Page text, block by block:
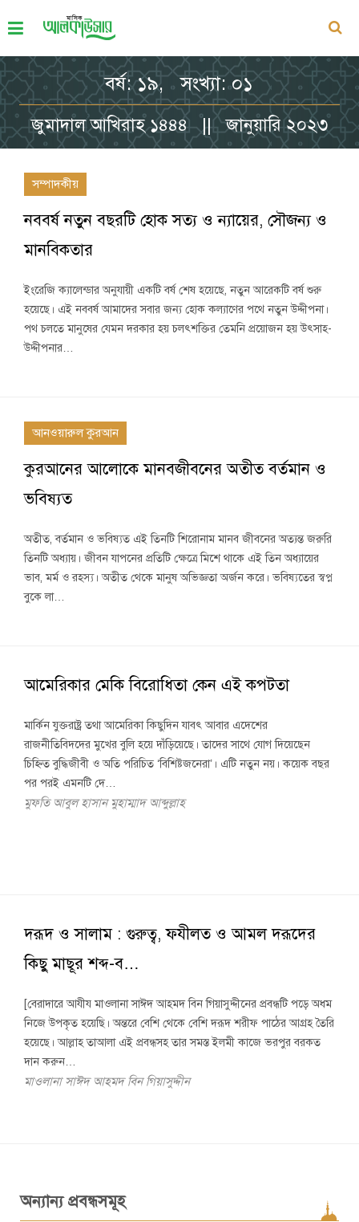
বর্ষ: ১৯, সংখ্যা: ০১
জুমাদাল আখিরাহ ১৪৪৪ || জানুয়ারি ২০২৩
সম্পাদকীয়
নববর্ষ নতুন বছরটি হোক সত্য ও ন্যায়ের, সৌজন্য ও
মানবিকতার
ইংরেজি ক্যালেন্ডার অনুযায়ী একটি বর্ষ শেষ হয়েছে, নতুন আরেকটি বর্ষ শুরু
হয়েছে। এই নববর্ষ আমাদের সবার জন্য হোক কল্যাণের পথে নতুন উদ্দীপনা।
পথ চলতে মানুষের যেমন দরকার হয় চলৎশক্তির তেমনি প্রয়োজন হয় উৎসাহ-
উদ্দীপনার…
আনওয়ারুল কুরআন
কুরআনের আলোকে মানবজীবনের অতীত বর্তমান ও
ভবিষ্যত
অতীত, বর্তমান ও ভবিষ্যত এই তিনটি শিরোনাম মানব জীবনের অত্যন্ত জরুরি
তিনটি অধ্যায়। জীবন যাপনের প্রতিটি ক্ষেত্রে মিশে থাকে এই তিন অধ্যায়ের
ভাব, মর্ম ও রহস্য। অতীত থেকে মানুষ অভিজ্ঞতা অর্জন করে। ভবিষ্যতের স্বপ্ন
বুকে লা…
আমেরিকার মেকি বিরোধিতা কেন এই কপটতা
মার্কিন যুক্তরাষ্ট্র তথা আমেরিকা কিছুদিন যাবৎ আবার এদেশের
রাজনীতিবিদদের মুখের বুলি হয়ে দাঁড়িয়েছে। তাদের সাথে যোগ দিয়েছেন
চিহ্নিত বুদ্ধিজীবী ও অতি পরিচিত ‘বিশিষ্টজনেরা’। এটি নতুন নয়। কয়েক বছর
পর পরই এমনটি দে…
মুফতি আবুল হাসান মুহাম্মাদ আব্দুল্লাহ
দরূদ ও সালাম : গুরুত্ব, ফযীলত ও আমল দরূদের
কিছু মাছূর শব্দ-ব…
[বেরাদারে আযীয মাওলানা সাঈদ আহমদ বিন গিয়াসুদ্দীনের প্রবন্ধটি পড়ে অধম
নিজে উপকৃত হয়েছি। অন্তরে বেশি থেকে বেশি দরূদ শরীফ পাঠের আগ্রহ তৈরি
হয়েছে। আল্লাহ তাআলা এই প্রবন্ধসহ তার সমস্ত ইলমী কাজে ভরপুর বরকত
দান করুন…
মাওলানা সাঈদ আহমদ বিন গিয়াসুদ্দীন
অন্যান্য প্রবন্ধসমূহ